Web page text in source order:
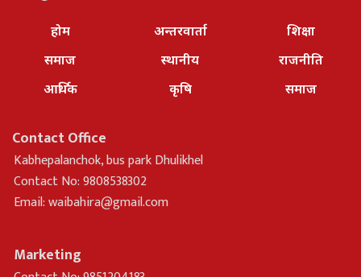
होम
समाज
आर्थिक
अन्तरवार्ता
स्थानीय
कृषि
शिक्षा
राजनीति
समाज
Contact Office
Kabhepalanchok, bus park Dhulikhel
Contact No: 9808538302
Email:waibahira@gmail.com
Marketing